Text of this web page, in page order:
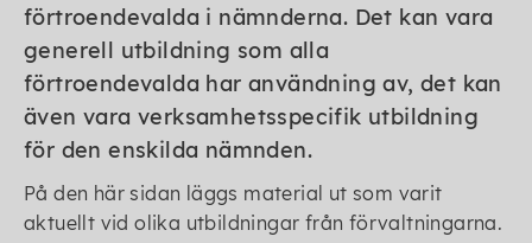
förtroendevalda i nämnderna. Det kan vara
generell utbildning som alla
förtroendevalda har användning av, det kan
även vara verksamhetsspecifik utbildning
för den enskilda nämnden.
På den här sidan läggs material ut som varit
aktuellt vid olika utbildningar från förvaltningarna.